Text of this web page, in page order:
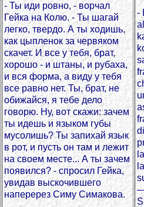
- Ты иди ровно, - ворчал
Гейка на Колю. - Ты шагай
легко, твердо. А ты ходишь,
как цыпленок за червяком
скачет. И все у тебя, брат,
хорошо - и штаны, и рубаха,
и вся форма, а виду у тебя
все равно нет. Ты, брат, не
обижайся, я тебе дело
говорю. Ну, вот скажи: зачем
ты идешь и языком губы
мусолишь? Ты запихай язык
в рот, и пусть он там и лежит
на своем месте... А ты зачем
появился? - спросил Гейка,
увидав выскочившего
наперерез Симу Симакова.
-
—